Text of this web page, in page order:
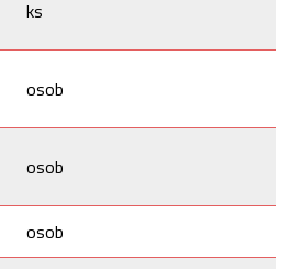
ks
osob
osob
osob